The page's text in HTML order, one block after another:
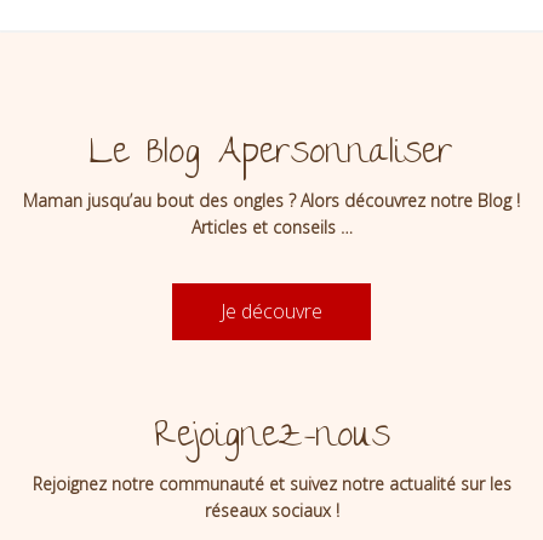
Le Blog Apersonnaliser
Maman jusqu’au bout des ongles ? Alors découvrez notre Blog !
Articles et conseils …
Je découvre
Rejoignez-nous
Rejoignez notre communauté et suivez notre actualité sur les
réseaux sociaux !